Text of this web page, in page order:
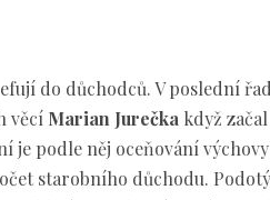
do důchodců. V poslední
věcí Marian Jurečka když
je podle něj oceňování
starobního důchodu.